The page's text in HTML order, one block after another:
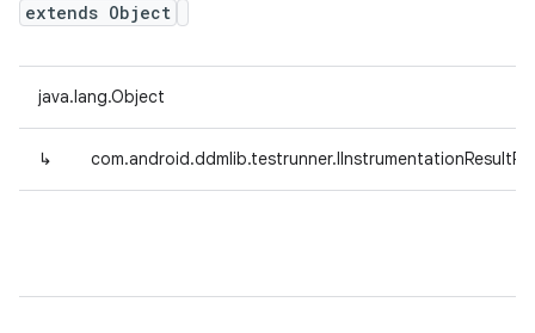
extends Object
java.lang.Object
↳